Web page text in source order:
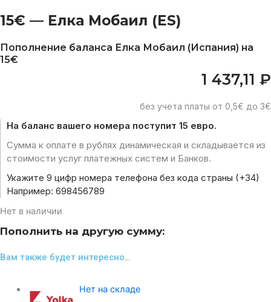
15€ — Елка Мобаил (ES)
Пополнение баланса Елка Мобаил (Испания) на
15€
1 437,11 ₽
без учета платы от 0,5€ до 3€
На баланс вашего номера поступит 15 евро.
Сумма к оплате в рублях динамическая и складывается из
стоимости услуг платежных систем и Банков.
Укажите 9 цифр номера телефона без кода страны (+34)
Например: 698456789
Нет в наличии
Пополнить на другую сумму:
Вам также будет интересно…
Нет на складе